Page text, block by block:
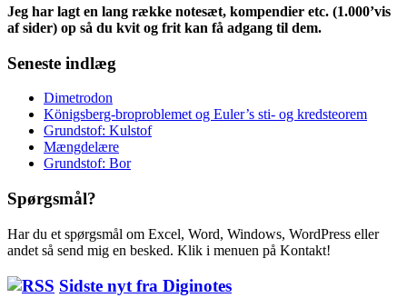
Jeg har lagt en lang række notesæt, kompendier etc. (1.000’vis
af sider) op så du kvit og frit kan få adgang til dem.
Seneste indlæg
Dimetrodon
Königsberg-broproblemet og Euler’s sti- og kredsteorem
Grundstof: Kulstof
Mængdelære
Grundstof: Bor
Spørgsmål?
Har du et spørgsmål om Excel, Word, Windows, WordPress eller
andet så send mig en besked. Klik i menuen på Kontakt!
Sidste nyt fra Diginotes